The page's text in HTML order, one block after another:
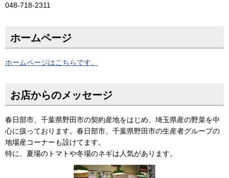
048-718-2311
ホームページ
ホームページはこちらです。
お店からのメッセージ
春日部市、千葉県野田市の契約産地をはじめ、埼玉県産の野菜を中
心に扱っております。春日部市、千葉県野田市の生産者グループの
地場産コーナーも設けてます。
特に、夏場のトマトや冬場のネギは人気があります。